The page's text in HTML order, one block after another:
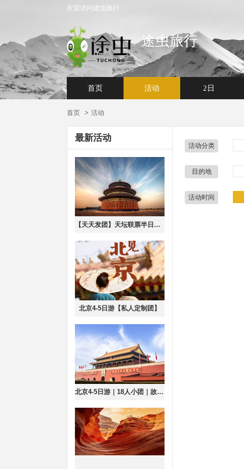
欢迎访问途虫旅行
途虫旅行
首页 活动 2日
首页 活动
最新活动
【天天发团】天坛联票半日游！【上午场8：00】【下午场14:00】
北京4-5日游【私人定制团】
北京4-5日游｜18人小团｜故宫+恭王府+升旗+八达岭+颐和园+圆明园+天坛 无购物无自费
活动分类
目的地
活动时间